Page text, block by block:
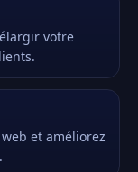
votre
et améliorez